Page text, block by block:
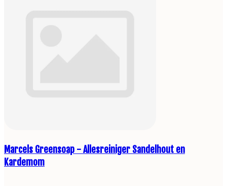
Marcels Greensoap - Allesreiniger Sandelhout en
Kardemom